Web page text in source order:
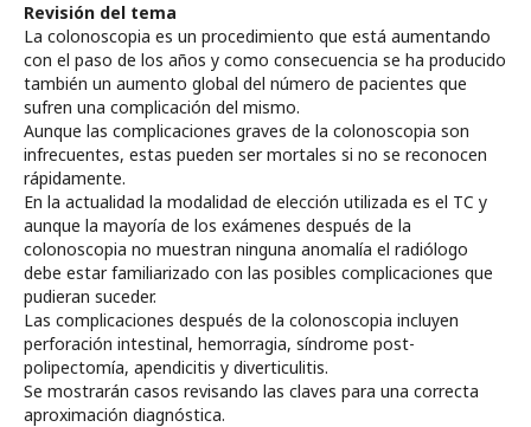
Revisión del tema
La colonoscopia es un procedimiento que está aumentando
con el paso de los años y como consecuencia se ha producido
también un aumento global del número de pacientes que
sufren una complicación del mismo.
Aunque las complicaciones graves de la colonoscopia son
infrecuentes, estas pueden ser mortales si no se reconocen
rápidamente.
En la actualidad la modalidad de elección utilizada es el TC y
aunque la mayoría de los exámenes después de la
colonoscopia no muestran ninguna anomalía el radiólogo
debe estar familiarizado con las posibles complicaciones que
pudieran suceder.
Las complicaciones después de la colonoscopia incluyen
perforación intestinal, hemorragia, síndrome post-
polipectomía, apendicitis y diverticulitis.
Se mostrarán casos revisando las claves para una correcta
aproximación diagnóstica.